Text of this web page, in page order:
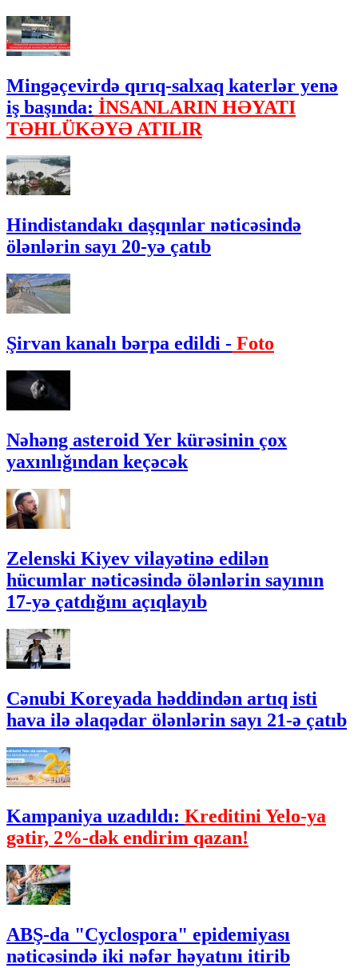
Mingəçevirdə qırıq-salxaq katerlər yenə
iş başında: İNSANLARIN HƏYATI
TƏHLÜKƏYƏ ATILIR
Hindistandakı daşqınlar nəticəsində
ölənlərin sayı 20-yə çatıb
Şirvan kanalı bərpa edildi - Foto
Nəhəng asteroid Yer kürəsinin çox
yaxınlığından keçəcək
Zelenski Kiyev vilayətinə edilən
hücumlar nəticəsində ölənlərin sayının
17-yə çatdığını açıqlayıb
Cənubi Koreyada həddindən artıq isti
hava ilə əlaqədar ölənlərin sayı 21-ə çatıb
Kampaniya uzadıldı: Kreditini Yelo-ya
gətir, 2%-dək endirim qazan!
ABŞ-da "Cyclospora" epidemiyası
nəticəsində iki nəfər həyatını itirib